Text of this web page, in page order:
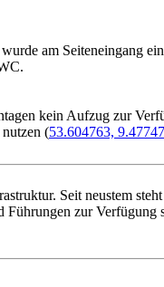
am Seiteneingang
kein Aufzug zur
(53.604763,
Seit neustem
zur